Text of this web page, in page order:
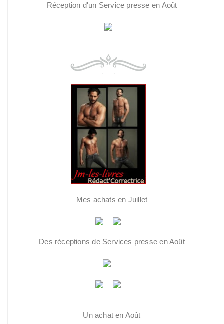
Réception d'un Service presse en Août
Mes achats en Juillet
Des réceptions de Services presse en Août
Un achat en Août